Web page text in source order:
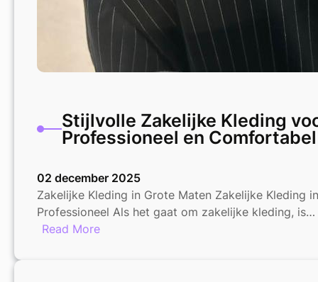
Stijlvolle Zakelijke Kleding
Professioneel en Comfortabel
02 december 2025
Zakelijke Kleding in Grote Maten Zakelijke Kleding
Professioneel Als het gaat om zakelijke kleding, is…
Read More: